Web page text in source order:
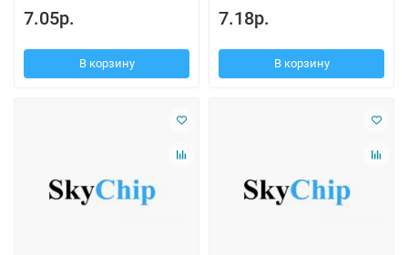
7.05р.
В корзину
7.18р.
В корзину